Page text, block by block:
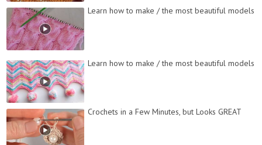
Learn how to make / the most beautiful models
Learn how to make / the most beautiful models
Crochets in a Few Minutes, but Looks GREAT